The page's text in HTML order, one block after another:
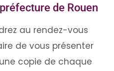
de Rouen
au rendez-vous
de vous présenter
copie de chaque